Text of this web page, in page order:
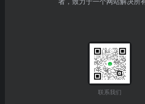
联系我们